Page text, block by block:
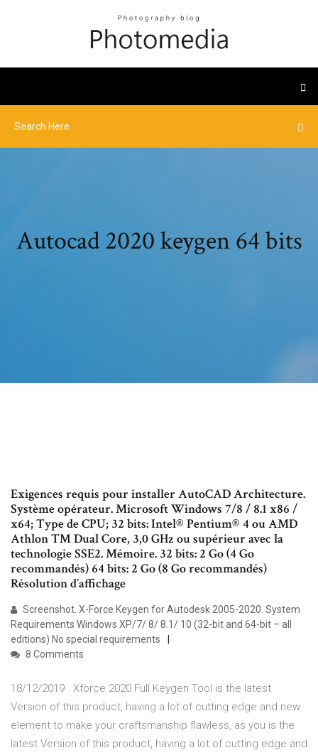
Autocad 2020 keygen 64 bits
Exigences requis pour installer AutoCAD Architecture.
Système opérateur. Microsoft Windows 7/8 / 8.1 x86 /
x64; Type de CPU; 32 bits: Intel® Pentium® 4 ou AMD
Athlon ™ Dual Core, 3,0 GHz ou supérieur avec la
technologie SSE2. Mémoire. 32 bits: 2 Go (4 Go
recommandés) 64 bits: 2 Go (8 Go recommandés)
Résolution d’affichage
Screenshot. X-Force Keygen for Autodesk 2005-2020. System
Requirements Windows XP/7/ 8/ 8.1/ 10 (32-bit and 64-bit – all
editions) No special requirements
8 Comments
18/12/2019 · Xforce 2020 Full Keygen Tool is the latest
Version of this product, having a lot of cutting edge and new
element to make your craftsmanship flawless, as you is the
latest Version of this product, having a lot of cutting edge and